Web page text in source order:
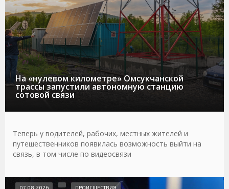
На «нулевом километре» Омсукчанской
трассы запустили автономную станцию
сотовой связи
Теперь у водителей, рабочих, местных жителей и
путешественников появилась возможность выйти на
связь, в том числе по видеосвязи
07.08.2026 ПРОИСШЕСТВИЯ